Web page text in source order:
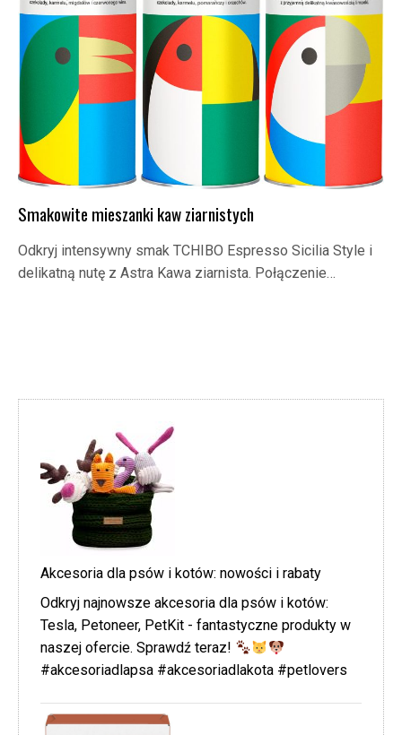
Smakowite mieszanki kaw ziarnistych
Odkryj intensywny smak TCHIBO Espresso Sicilia Style i
delikatną nutę z Astra Kawa ziarnista. Połączenie…
Akcesoria dla psów i kotów: nowości i rabaty
Odkryj najnowsze akcesoria dla psów i kotów:
Tesla, Petoneer, PetKit - fantastyczne produkty w
naszej ofercie. Sprawdź teraz!
#akcesoriadlapsa #akcesoriadlakota #petlovers